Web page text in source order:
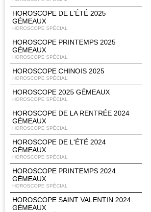
HOROSCOPE DE L'ÉTÉ 2025
GÉMEAUX
HOROSCOPE SPÉCIAL
HOROSCOPE PRINTEMPS 2025
GÉMEAUX
HOROSCOPE SPÉCIAL
HOROSCOPE CHINOIS 2025
HOROSCOPE SPÉCIAL
HOROSCOPE 2025 GÉMEAUX
HOROSCOPE SPÉCIAL
HOROSCOPE DE LA RENTRÉE 2024
GÉMEAUX
HOROSCOPE SPÉCIAL
HOROSCOPE DE L'ÉTÉ 2024
GÉMEAUX
HOROSCOPE SPÉCIAL
HOROSCOPE PRINTEMPS 2024
GÉMEAUX
HOROSCOPE SPÉCIAL
HOROSCOPE SAINT VALENTIN 2024
GÉMEAUX